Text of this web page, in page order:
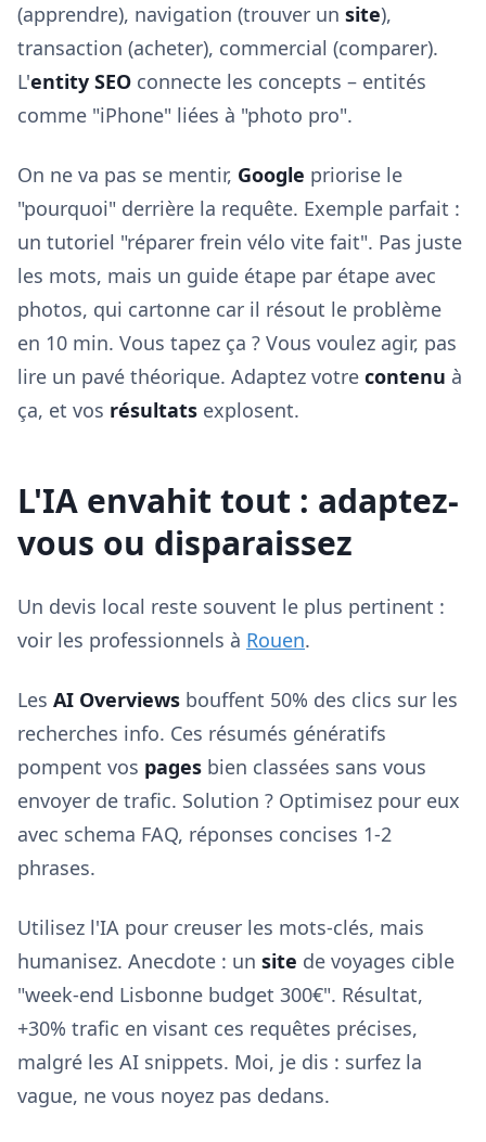
(apprendre), navigation (trouver un site),
transaction (acheter), commercial (comparer).
L'entity SEO connecte les concepts – entités
comme "iPhone" liées à "photo pro".
On ne va pas se mentir, Google priorise le
"pourquoi" derrière la requête. Exemple parfait :
un tutoriel "réparer frein vélo vite fait". Pas juste
les mots, mais un guide étape par étape avec
photos, qui cartonne car il résout le problème
en 10 min. Vous tapez ça ? Vous voulez agir, pas
lire un pavé théorique. Adaptez votre contenu à
ça, et vos résultats explosent.
L'IA envahit tout : adaptez-
vous ou disparaissez
Un devis local reste souvent le plus pertinent :
voir les professionnels à Rouen.
Les AI Overviews bouffent 50% des clics sur les
recherches info. Ces résumés génératifs
pompent vos pages bien classées sans vous
envoyer de trafic. Solution ? Optimisez pour eux
avec schema FAQ, réponses concises 1-2
phrases.
Utilisez l'IA pour creuser les mots-clés, mais
humanisez. Anecdote : un site de voyages cible
"week-end Lisbonne budget 300€". Résultat,
+30% trafic en visant ces requêtes précises,
malgré les AI snippets. Moi, je dis : surfez la
vague, ne vous noyez pas dedans.